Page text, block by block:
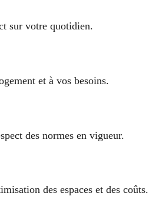
sur votre quotidien.
et à vos besoins.
des normes en vigueur.
des espaces et des coûts.